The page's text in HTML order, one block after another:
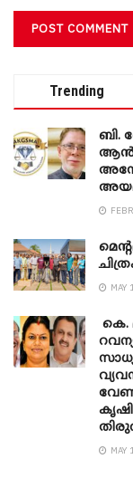
Trending
ബി.
MAY
കെ.
MAY